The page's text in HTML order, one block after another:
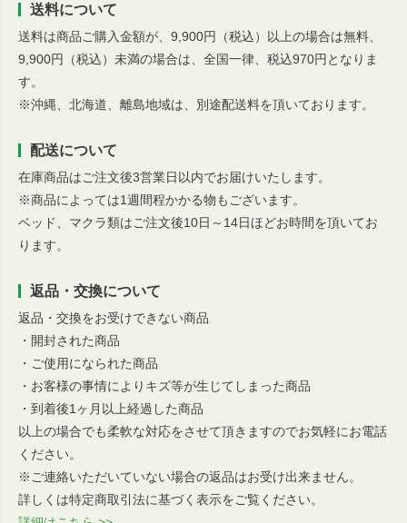
送料について
送料は商品ご購入金額が、9,900円（税込）以上の場合は無料、
9,900円（税込）未満の場合は、全国一律、税込970円となりま
す。
※沖縄、北海道、離島地域は、別途配送料を頂いております。
配送について
在庫商品はご注文後3営業日以内でお届けいたします。
※商品によっては1週間程かかる物もございます。
ベッド、マクラ類はご注文後10日～14日ほどお時間を頂いてお
ります。
返品・交換について
返品・交換をお受けできない商品
・開封された商品
・ご使用になられた商品
・お客様の事情によりキズ等が生じてしまった商品
・到着後1ヶ月以上経過した商品
以上の場合でも柔軟な対応をさせて頂きますのでお気軽にお電話
ください。
※ご連絡いただいていない場合の返品はお受け出来ません。
詳しくは特定商取引法に基づく表示をご覧ください。